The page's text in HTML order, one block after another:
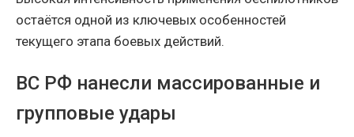
остаётся одной из ключевых особенностей
текущего этапа боевых действий.
ВС РФ нанесли массированные и
групповые удары